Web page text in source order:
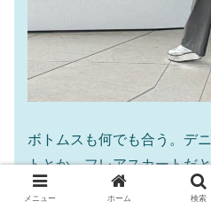
ボトムスも何でも合う。デ
トとか。フレアスカートだ
なりそう。コーデの幅が絶対
メニュー ホーム 検索